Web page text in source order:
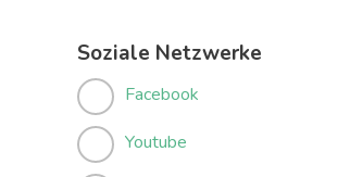
Soziale Netzwerke
Facebook
Youtube